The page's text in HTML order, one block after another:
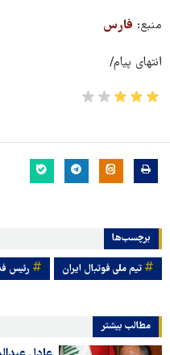
منبع: فارس
انتهای پیام/
برچسب‌ها
تیم ملی فوتبال ایران رئیس
مطالب بیشتر